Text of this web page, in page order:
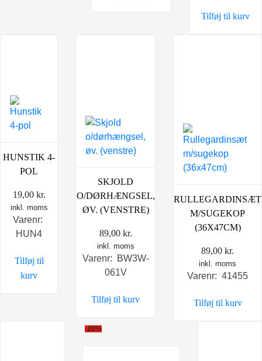
Tilføj til kurv
HUNSTIK 4-
POL
19,00 kr.
inkl. moms
Varenr:
HUN4
Tilføj til
kurv
SKJOLD
O/DØRHÆNGSEL,
ØV. (VENSTRE)
89,00 kr.
inkl. moms
Varenr: BW3W-
061V
Tilføj til kurv
RULLEGARDINSÆT
M/SUGEKOP
(36X47CM)
89,00 kr.
inkl. moms
Varenr: 41455
Tilføj til kurv
-20%